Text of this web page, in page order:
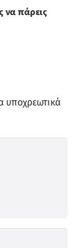
να πάρεις
υποχρεωτικά